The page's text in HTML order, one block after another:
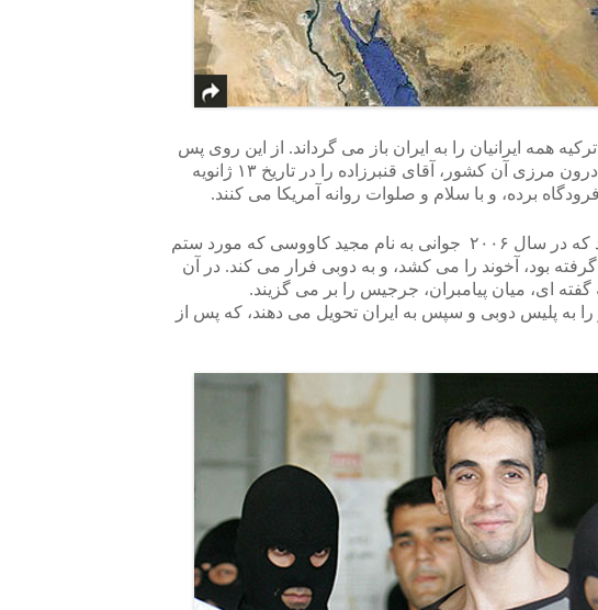
همه ایرانیان را به ایران باز می گرداند. از این روی پس
از گفتگو باوزارتخانه های برون مرزی و درون مرزی آن کشور، آقای قنبرزاده را در تاریخ ۱۳ ژانویه
هم میهنان گرامی، شاید به خاطر بیاورند که در سال ۲۰۰۶ جوانی به نام مجید کاووسی که مورد ستم
بود، آخوند را می کشد، و به دوبی فرار می کند. در آن
ای، میان پیامبران، جرجیس را بر می گزیند.
به پلیس دوبی و سپس به ایران تحویل می دهند، که پس از